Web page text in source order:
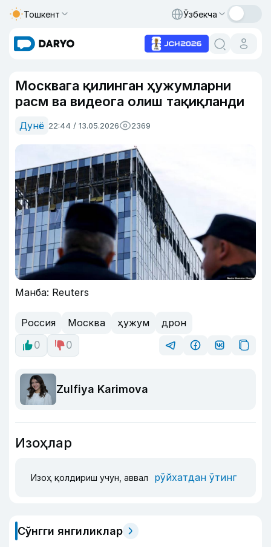
Тошкент Ўзбекча
Москвага қилинган ҳужумларни
расм ва видеога олиш тақиқланди
Дунё 22:44 / 13.05.2026 2369
Манба: Reuters
Россия Москва ҳужум
дрон
0
0
Zulfiya Karimova
Изоҳлар
Изоҳ қолдириш учун, аввал рўйхатдан ўтинг
Сўнгги янгиликлар